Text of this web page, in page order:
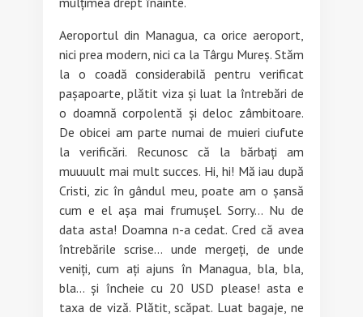
Aeroportul din Managua, ca orice aeroport,
nici prea modern, nici ca la Târgu Mureș. Stăm
la o coadă considerabilă pentru verificat
pașapoarte, plătit viza și luat la întrebări de
o doamnă corpolentă și deloc zâmbitoare.
De obicei am parte numai de muieri ciufute
la verificări. Recunosc că la bărbați am
muuuult mai mult succes. Hi, hi! Mă iau după
Cristi, zic în gândul meu, poate am o șansă
cum e el așa mai frumușel. Sorry… Nu de
data asta! Doamna n-a cedat. Cred că avea
întrebările scrise… unde mergeți, de unde
veniți, cum ați ajuns în Managua, bla, bla,
bla… și încheie cu 20 USD please! asta e
taxa de viză. Plătit, scăpat. Luat bagaje, ne